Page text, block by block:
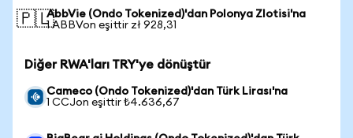
🇵🇱AbbVie (Ondo Tokenized)'dan Polonya Zlotisi'na
1 ABBVon eşittir zł 928,31
Diğer RWA'ları TRY'ye dönüştür
Cameco (Ondo Tokenized)'dan Türk Lirası'na
1 CCJon eşittir ₺4.636,67